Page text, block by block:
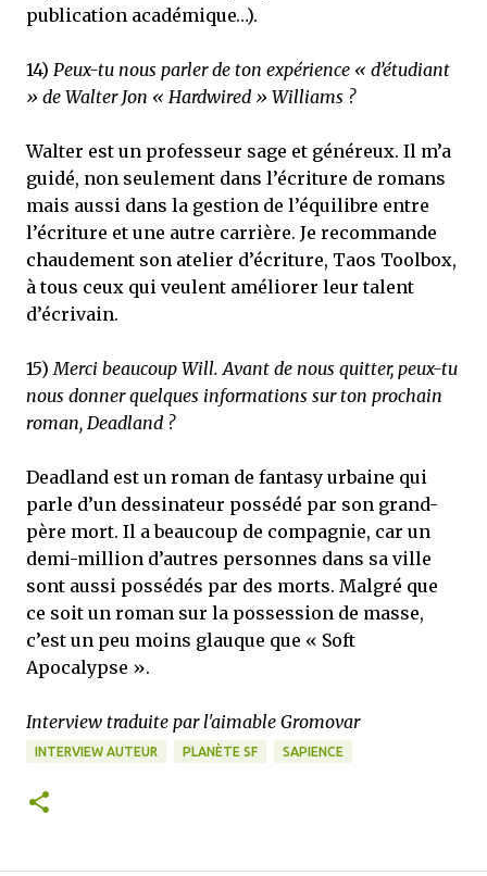
publication académique…).
14) Peux-tu nous parler de ton expérience « d’étudiant
» de Walter Jon « Hardwired » Williams ?
Walter est un professeur sage et généreux. Il m’a
guidé, non seulement dans l’écriture de romans
mais aussi dans la gestion de l’équilibre entre
l’écriture et une autre carrière. Je recommande
chaudement son atelier d’écriture, Taos Toolbox,
à tous ceux qui veulent améliorer leur talent
d’écrivain.
15)Merci beaucoup Will. Avant de nous quitter, peux-tu
nous donner quelques informations sur ton prochain
roman, Deadland ?
Deadland est un roman de fantasy urbaine qui
parle d’un dessinateur possédé par son grand-
père mort. Il a beaucoup de compagnie, car un
demi-million d’autres personnes dans sa ville
sont aussi possédés par des morts. Malgré que
ce soit un roman sur la possession de masse,
c’est un peu moins glauque que « Soft
Apocalypse ».
Interview traduite par l'aimable Gromovar
INTERVIEW AUTEUR PLANÈTE SF SAPIENCE